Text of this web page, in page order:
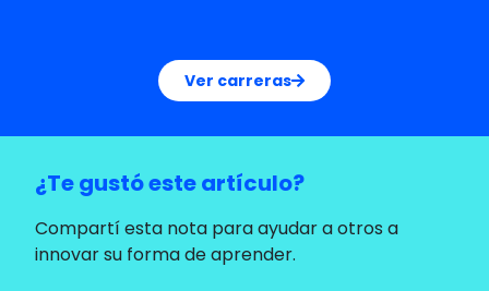
Ver carreras
¿Te gustó este artículo?
Compartí esta nota para ayudar a otros a
innovar su forma de aprender.